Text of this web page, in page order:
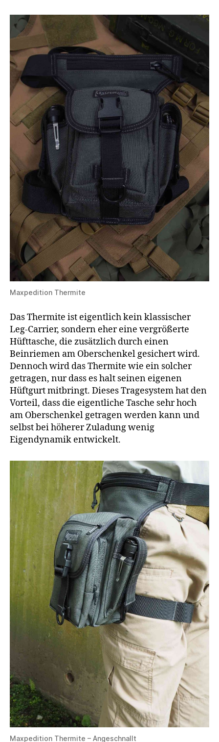
Maxpedition Thermite
Das Thermite ist eigentlich kein klassischer
Leg-Carrier, sondern eher eine vergrößerte
Hüfttasche, die zusätzlich durch einen
Beinriemen am Oberschenkel gesichert wird.
Dennoch wird das Thermite wie ein solcher
getragen, nur dass es halt seinen eigenen
Hüftgurt mitbringt. Dieses Tragesystem hat den
Vorteil, dass die eigentliche Tasche sehr hoch
am Oberschenkel getragen werden kann und
selbst bei höherer Zuladung wenig
Eigendynamik entwickelt.
Maxpedition Thermite – Angeschnallt